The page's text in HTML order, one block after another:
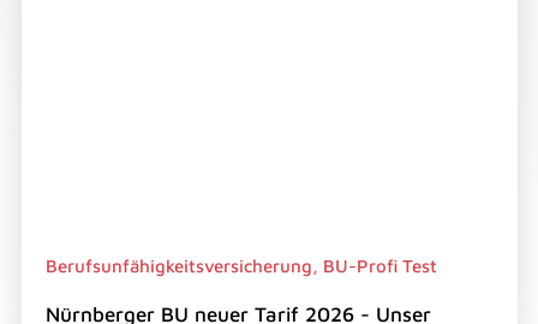
Berufsunfähigkeitsversicherung, BU-Profi Test
Nürnberger BU neuer Tarif 2026 - Unser